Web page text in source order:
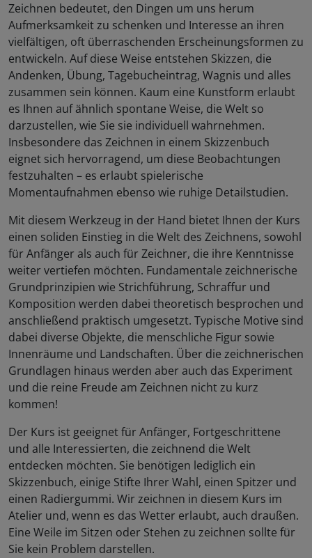
Zeichnen bedeutet, den Dingen um uns herum
Aufmerksamkeit zu schenken und Interesse an ihren
vielfältigen, oft überraschenden Erscheinungsformen zu
entwickeln. Auf diese Weise entstehen Skizzen, die
Andenken, Übung, Tagebucheintrag, Wagnis und alles
zusammen sein können. Kaum eine Kunstform erlaubt
es Ihnen auf ähnlich spontane Weise, die Welt so
darzustellen, wie Sie sie individuell wahrnehmen.
Insbesondere das Zeichnen in einem Skizzenbuch
eignet sich hervorragend, um diese Beobachtungen
festzuhalten – es erlaubt spielerische
Momentaufnahmen ebenso wie ruhige Detailstudien.
Mit diesem Werkzeug in der Hand bietet Ihnen der Kurs
einen soliden Einstieg in die Welt des Zeichnens, sowohl
für Anfänger als auch für Zeichner, die ihre Kenntnisse
weiter vertiefen möchten. Fundamentale zeichnerische
Grundprinzipien wie Strichführung, Schraffur und
Komposition werden dabei theoretisch besprochen und
anschließend praktisch umgesetzt. Typische Motive sind
dabei diverse Objekte, die menschliche Figur sowie
Innenräume und Landschaften. Über die zeichnerischen
Grundlagen hinaus werden aber auch das Experiment
und die reine Freude am Zeichnen nicht zu kurz
kommen!
Der Kurs ist geeignet für Anfänger, Fortgeschrittene
und alle Interessierten, die zeichnend die Welt
entdecken möchten. Sie benötigen lediglich ein
Skizzenbuch, einige Stifte Ihrer Wahl, einen Spitzer und
einen Radiergummi. Wir zeichnen in diesem Kurs im
Atelier und, wenn es das Wetter erlaubt, auch draußen.
Eine Weile im Sitzen oder Stehen zu zeichnen sollte für
Sie kein Problem darstellen.